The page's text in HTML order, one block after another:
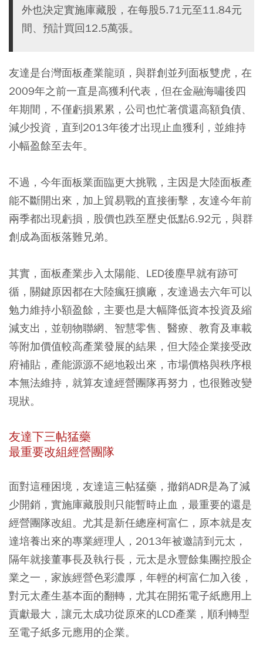
外也決定實施庫藏股，在每股5.71元至11.84元
間、預計買回12.5萬張。
友達是台灣面板產業龍頭，與群創並列面板雙虎，在
2009年之前一直是高獲利代表，但在金融海嘯後四
年期間，不僅虧損累累，公司也忙著償還高額負債、
減少投資，直到2013年後才出現止血獲利，並維持
小幅盈餘至去年。
不過，今年面板業面臨更大挑戰，主因是大陸面板產
能不斷開出來，加上貿易戰的直接衝擊，友達今年前
兩季都出現虧損，股價也跌至歷史低點6.92元，與群
創成為面板落難兄弟。
其實，面板產業步入太陽能、LED後塵早就有跡可
循，關鍵原因都在大陸瘋狂擴廠，友達過去六年可以
勉力維持小額盈餘，主要也是大幅降低資本投資及縮
減支出，並朝物聯網、智慧零售、醫療、教育及車載
等附加價值較高產業發展的結果，但大陸企業接受政
府補貼，產能源源不絕地殺出來，市場價格與秩序根
本無法維持，就算友達經營團隊再努力，也很難改變
現狀。
友達下三帖猛藥
最重要改組經營團隊
面對這種困境，友達這三帖猛藥，撤銷ADR是為了減
少開銷，實施庫藏股則只能暫時止血，最重要的還是
經營團隊改組。尤其是新任總座柯富仁，原本就是友
達培養出來的專業經理人，2013年被邀請到元太，
隔年就接董事長及執行長，元太是永豐餘集團控股企
業之一，家族經營色彩濃厚，年輕的柯富仁加入後，
對元太產生基本面的翻轉，尤其在開拓電子紙應用上
貢獻最大，讓元太成功從原來的LCD產業，順利轉型
至電子紙多元應用的企業。